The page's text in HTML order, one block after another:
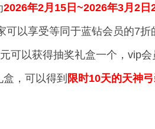
2026年2月15日~2026年3月2日
可以享受等同于蓝钻会员的7折
可以获得抽奖礼盒一个，vip
，可以得到 限时10天的天神